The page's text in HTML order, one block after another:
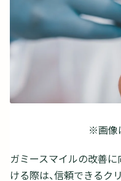
※画像
ガミースマイルの改善に
ける際は、信頼できる